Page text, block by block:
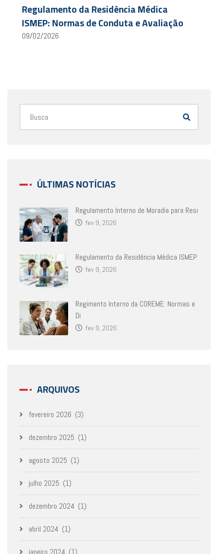
Regulamento da Residência Médica
ISMEP: Normas de Conduta e Avaliação
09/02/2026
ÚLTIMAS NOTÍCIAS
Regulamento Interno de Moradia para Resi
fev 9, 2026
Regulamento da Residência Médica ISMEP
fev 9, 2026
Regimento Interno da COREME: Normas e
Di
fev 9, 2026
ARQUIVOS
fevereiro 2026 (3)
dezembro 2025 (1)
agosto 2025 (1)
julho 2025 (1)
dezembro 2024 (1)
abril 2024 (1)